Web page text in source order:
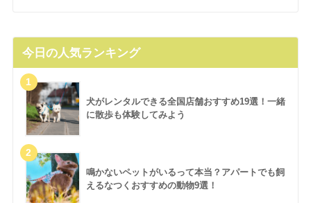
今日の人気ランキング
犬がレンタルできる全国店舗おすすめ19選！一緒
に散歩も体験してみよう
鳴かないペットがいるって本当？アパートでも飼
えるなつくおすすめの動物9選！